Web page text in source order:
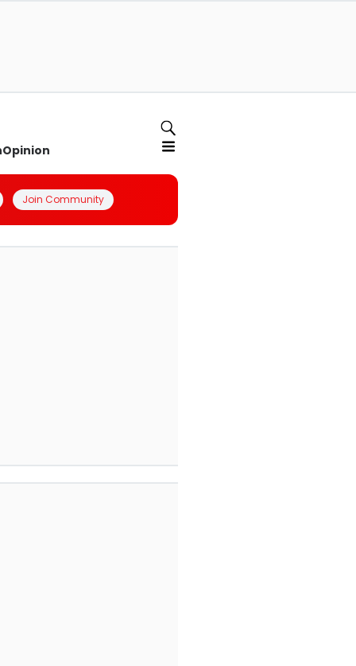
Opinion
Join Community